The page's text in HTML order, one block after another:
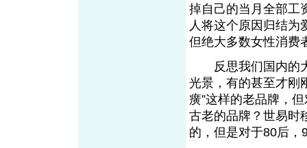
掉自己的当月全部工
人将这个原因归结为
但绝大多数女性消费
反思我们国内的大
光景，有的甚至才刚
癀”这样的老品牌，
古老的品牌？世易时
的，但是对于80后，